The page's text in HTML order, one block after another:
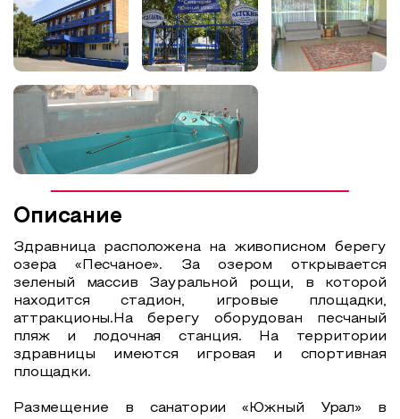
Маршруты от экскурсоводов
Все маршруты
Доступная среда
Описание
Здравница расположена на живописном берегу
озера «Песчаное». За озером открывается
зеленый массив Зауральной рощи, в которой
находится стадион, игровые площадки,
аттракционы.На берегу оборудован песчаный
пляж и лодочная станция. На территории
здравницы имеются игровая и спортивная
площадки.
Размещение в санатории «Южный Урал» в